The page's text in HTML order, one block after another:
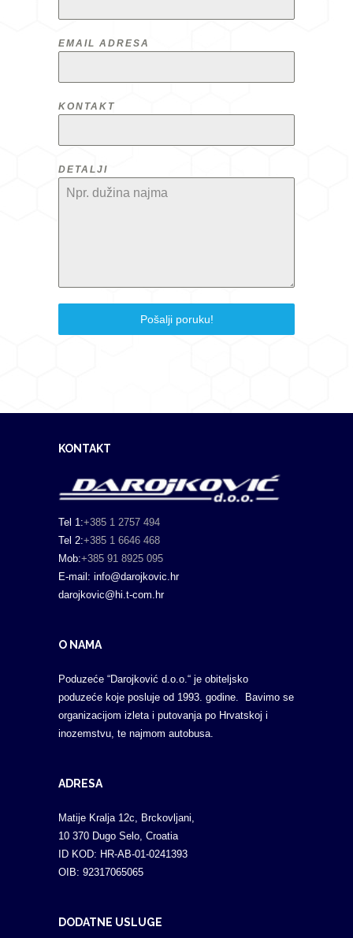
EMAIL ADRESA
KONTAKT
DETALJI
Pošalji poruku!
KONTAKT
Tel 1:+385 1 2757 494
Tel 2:+385 1 6646 468
Mob:+385 91 8925 095
E-mail: info@darojkovic.hr
darojkovic@hi.t-com.hr
O NAMA
Poduzeće “Darojković d.o.o.“ je obiteljsko
poduzeće koje posluje od 1993. godine. Bavimo se
organizacijom izleta i putovanja po Hrvatskoj i
inozemstvu, te najmom autobusa.
ADRESA
Matije Kralja 12c, Brckovljani,
10 370 Dugo Selo, Croatia
ID KOD: HR-AB-01-0241393
OIB: 92317065065
DODATNE USLUGE